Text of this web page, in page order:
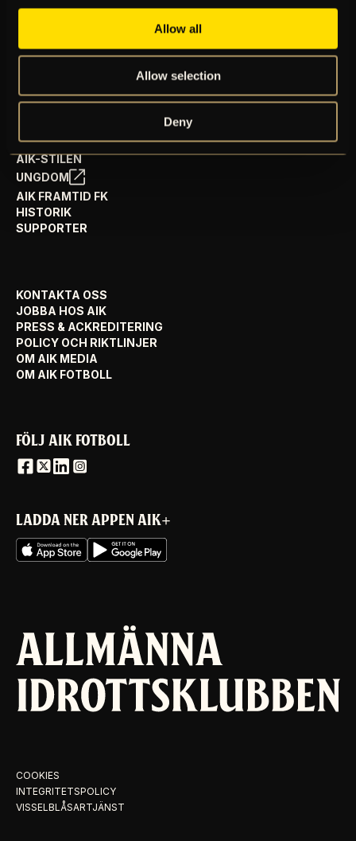
Allow all
Allow selection
Deny
PRENUMERERA PÅ NYHETSBREV
AIK SHOP
AIK FOTBOLL VISION
AIK-STILEN
UNGDOM
AIK FRAMTID FK
HISTORIK
SUPPORTER
KONTAKTA OSS
JOBBA HOS AIK
PRESS & ACKREDITERING
POLICY OCH RIKTLINJER
OM AIK MEDIA
OM AIK FOTBOLL
FÖLJ AIK FOTBOLL
LADDA NER APPEN AIK+
COOKIES
INTEGRITETSPOLICY
VISSELBLÅSARTJÄNST